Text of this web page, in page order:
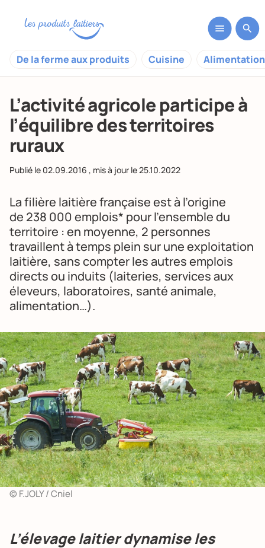
De la ferme aux produits Cuisine
L’activité agricole participe à
l’équilibre des territoires
ruraux
Publié le 02.09.2016 , mis à jour le25.10.2022
La filière laitière française est à l’origine
de 238 000 emplois* pour l’ensemble du
territoire : en moyenne, 2 personnes
travaillent à temps plein sur une exploitation
laitière, sans compter les autres emplois
directs ou induits (laiteries, services aux
éleveurs, laboratoires, santé animale,
alimentation…).
© F.JOLY / Cniel
L’élevage laitier dynamise les